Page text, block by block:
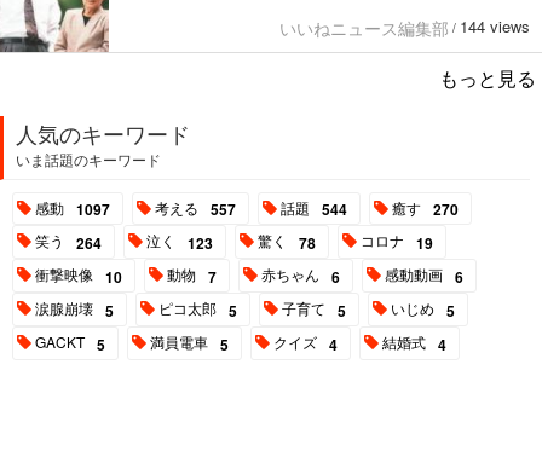
いいねニュース編集部 / 144 views
もっと見る
人気のキーワード
いま話題のキーワード
感動 1097 考える 557 話題 544 癒す 270
笑う 264 泣く 123 驚く 78 コロナ 19
衝撃映像 10 動物 7 赤ちゃん 6 感動動画 6
涙腺崩壊 5 ピコ太郎 5 子育て 5 いじめ 5
GACKT 5 満員電車 5 クイズ 4 結婚式 4